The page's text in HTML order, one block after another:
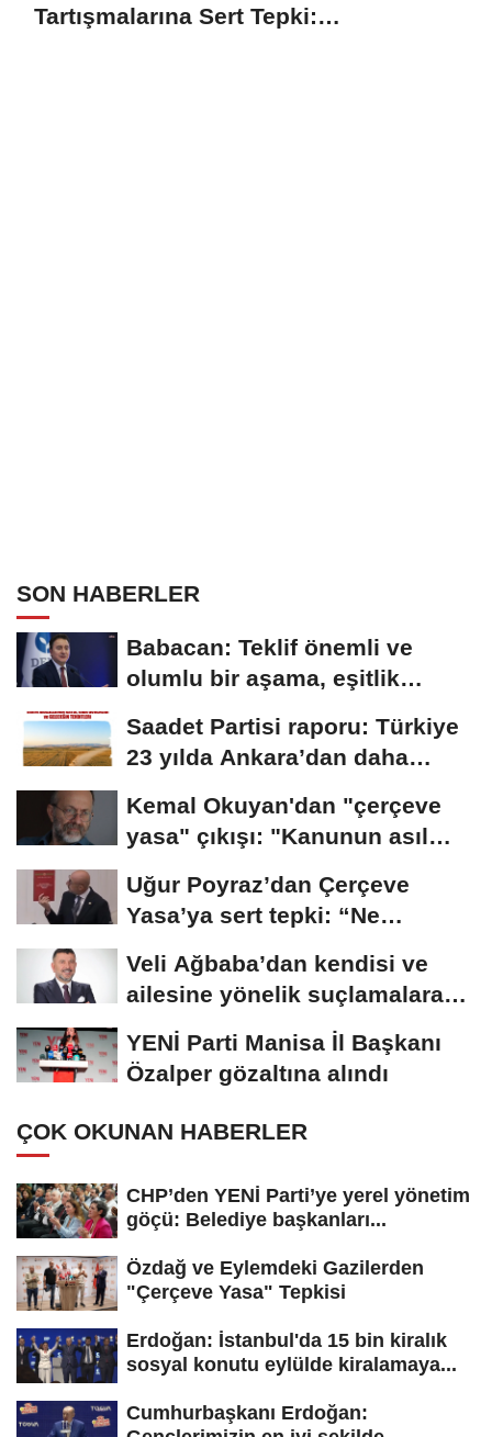
Tartışmalarına Sert Tepki:
SON HABERLER
Babacan: Teklif önemli ve
olumlu bir aşama, eşitlik
Saadet Partisi raporu: Türkiye
23 yılda Ankara’dan daha
Kemal Okuyan'dan "çerçeve
yasa" çıkışı: "Kanunun asıl
Uğur Poyraz’dan Çerçeve
Yasa’ya sert tepki: “Ne
Veli Ağbaba’dan kendisi ve
ailesine yönelik suçlamalara
tepki: “Bir...
YENİ Parti Manisa İl Başkanı
Özalper gözaltına alındı
ÇOK OKUNAN HABERLER
CHP’den YENİ Parti’ye yerel yönetim
göçü: Belediye başkanları...
Özdağ ve Eylemdeki Gazilerden
"Çerçeve Yasa" Tepkisi
Erdoğan: İstanbul'da 15 bin kiralık
sosyal konutu eylülde kiralamaya...
Cumhurbaşkanı Erdoğan: